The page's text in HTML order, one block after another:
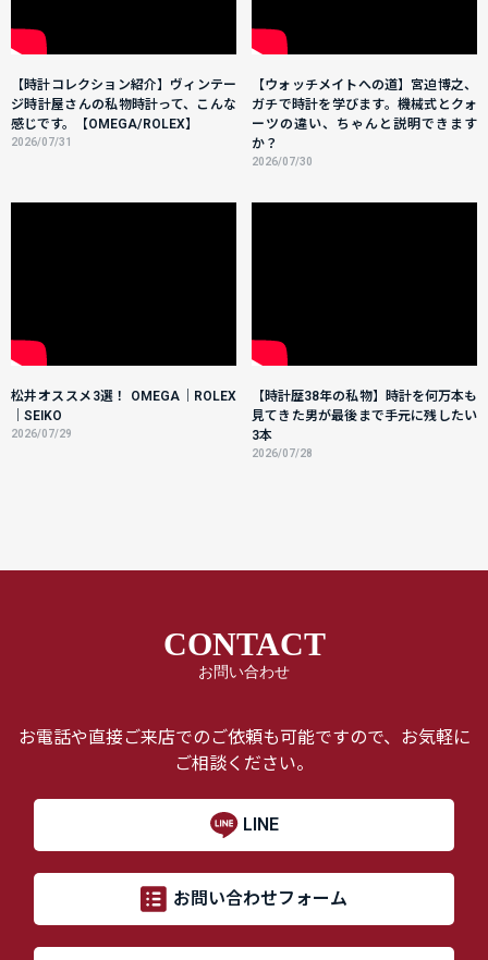
【時計コレクション紹介】ヴィンテー
ジ時計屋さんの私物時計って、こんな
感じです。【OMEGA/ROLEX】
2026/07/31
【ウォッチメイトへの道】宮迫博之、
ガチで時計を学びます。機械式とクォ
ーツの違い、ちゃんと説明できます
か？
2026/07/30
松井オススメ3選！ OMEGA｜ROLEX
｜SEIKO
2026/07/29
【時計歴38年の私物】時計を何万本も
見てきた男が最後まで手元に残したい
3本
2026/07/28
CONTACT
お問い合わせ
お電話や直接ご来店でのご依頼も可能ですので、お気軽に
ご相談ください。
LINE
お問い合わせフォーム